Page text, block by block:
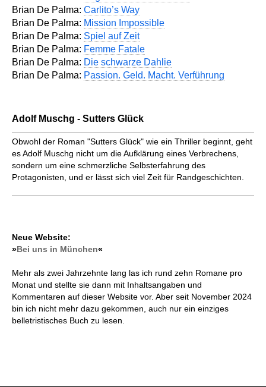
Brian De Palma: Carlito’s Way
Brian De Palma: Mission Impossible
Brian De Palma: Spiel auf Zeit
Brian De Palma: Femme Fatale
Brian De Palma: Die schwarze Dahlie
Brian De Palma: Passion. Geld. Macht. Verführung
Adolf Muschg - Sutters Glück
Obwohl der Roman "Sutters Glück" wie ein Thriller beginnt, geht
es Adolf Muschg nicht um die Aufklärung eines Verbrechens,
sondern um eine schmerzliche Selbsterfahrung des
Protagonisten, und er lässt sich viel Zeit für Randgeschichten.
Neue Website:
»Bei uns in München«
Mehr als zwei Jahrzehnte lang las ich rund zehn Romane pro
Monat und stellte sie dann mit Inhaltsangaben und
Kommentaren auf dieser Website vor. Aber seit November 2024
bin ich nicht mehr dazu gekommen, auch nur ein einziges
belletristisches Buch zu lesen.